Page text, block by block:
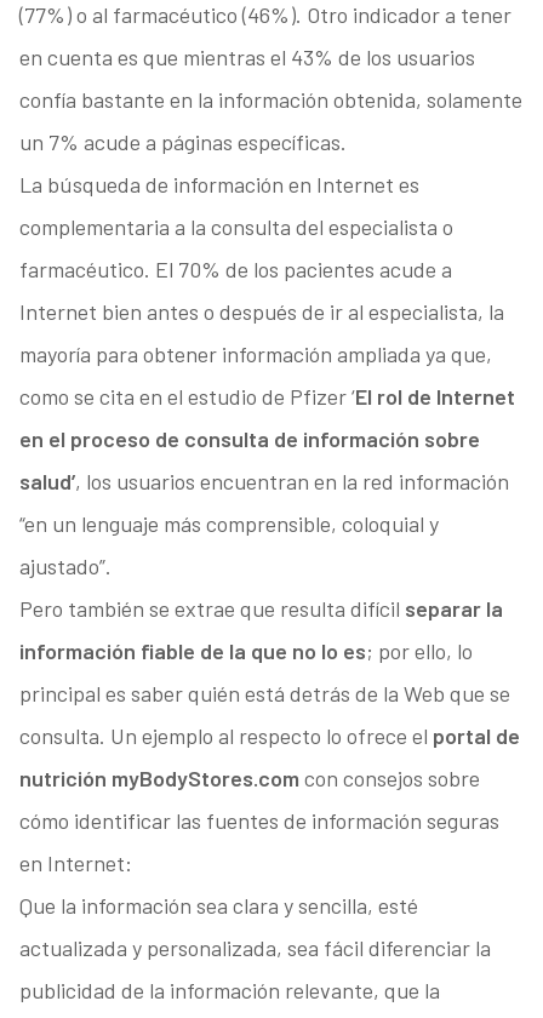
(77%) o al farmacéutico (46%). Otro indicador a tener
en cuenta es que mientras el 43% de los usuarios
confía bastante en la información obtenida, solamente
un 7% acude a páginas específicas.
La búsqueda de información en Internet es
complementaria a la consulta del especialista o
farmacéutico. El 70% de los pacientes acude a
Internet bien antes o después de ir al especialista, la
mayoría para obtener información ampliada ya que,
como se cita en el estudio de Pfizer ‘El rol de Internet
en el proceso de consulta de información sobre
salud’, los usuarios encuentran en la red información
“en un lenguaje más comprensible, coloquial y
ajustado”.
Pero también se extrae que resulta difícil separar la
información fiable de la que no lo es; por ello, lo
principal es saber quién está detrás de la Web que se
consulta. Un ejemplo al respecto lo ofrece el portal de
nutrición myBodyStores.com con consejos sobre
cómo identificar las fuentes de información seguras
en Internet:
Que la información sea clara y sencilla, esté
actualizada y personalizada, sea fácil diferenciar la
publicidad de la información relevante, que la